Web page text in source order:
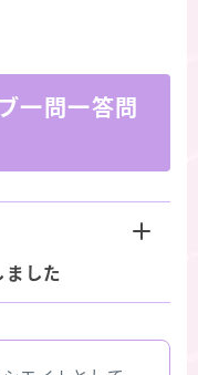
一問一答問
ました